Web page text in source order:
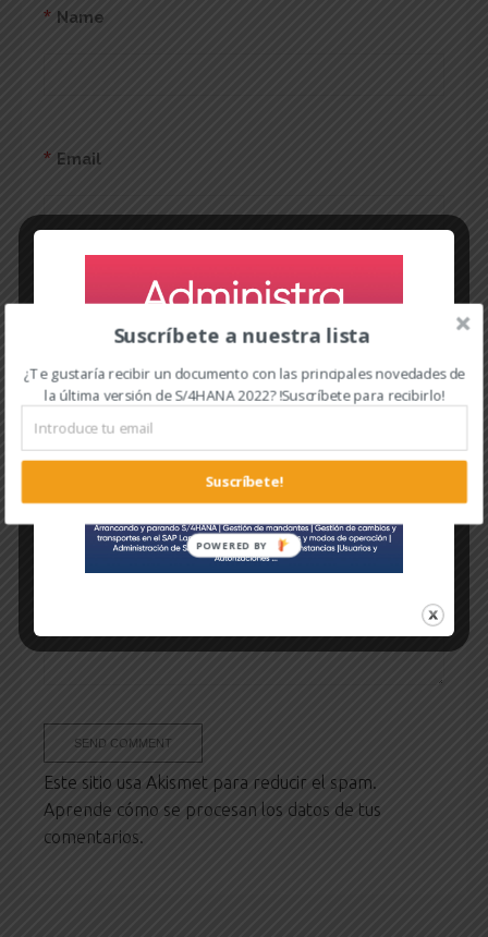
Name
*
Email
*
Website
Este sitio usa Akismet para reducir el spam.
Aprende cómo se procesan los datos de tus
comentarios.
Suscríbete a nuestra lista
¿Te gustaría recibir un documento con las principales novedades de
la última versión de S/4HANA 2022? !Suscríbete para recibirlo!
Suscríbete!